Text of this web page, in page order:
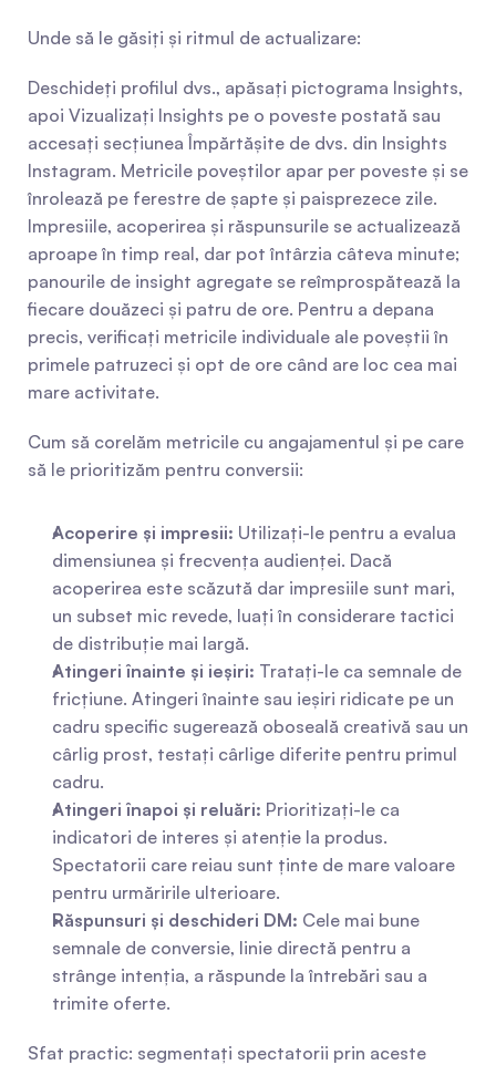
Unde să le găsiți și ritmul de actualizare:
Deschideți profilul dvs., apăsați pictograma Insights,
apoi Vizualizați Insights pe o poveste postată sau
accesați secțiunea Împărtășite de dvs. din Insights
Instagram. Metricile poveștilor apar per poveste și se
înrolează pe ferestre de șapte și paisprezece zile.
Impresiile, acoperirea și răspunsurile se actualizează
aproape în timp real, dar pot întârzia câteva minute;
panourile de insight agregate se reîmprospătează la
fiecare douăzeci și patru de ore. Pentru a depana
precis, verificați metricile individuale ale poveștii în
primele patruzeci și opt de ore când are loc cea mai
mare activitate.
Cum să corelăm metricile cu angajamentul și pe care
să le prioritizăm pentru conversii:
Acoperire și impresii: Utilizați-le pentru a evalua
dimensiunea și frecvența audienței. Dacă
acoperirea este scăzută dar impresiile sunt mari,
un subset mic revede, luați în considerare tactici
de distribuție mai largă.
Atingeri înainte și ieșiri: Tratați-le ca semnale de
fricțiune. Atingeri înainte sau ieșiri ridicate pe un
cadru specific sugerează oboseală creativă sau un
cârlig prost, testați cârlige diferite pentru primul
cadru.
Atingeri înapoi și reluări: Prioritizați-le ca
indicatori de interes și atenție la produs.
Spectatorii care reiau sunt ținte de mare valoare
pentru urmăririle ulterioare.
Răspunsuri și deschideri DM: Cele mai bune
semnale de conversie, linie directă pentru a
strânge intenția, a răspunde la întrebări sau a
trimite oferte.
Sfat practic: segmentați spectatorii prin aceste